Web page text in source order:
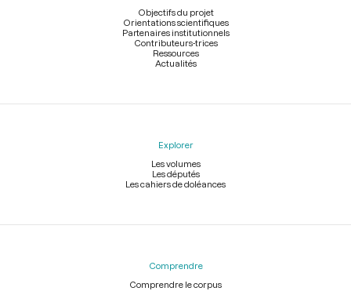
Objectifs du projet
Orientations scientifiques
Partenaires institutionnels
Contributeurs-trices
Ressources
Actualités
Explorer
Les volumes
Les députés
Les cahiers de doléances
Comprendre
Comprendre le corpus